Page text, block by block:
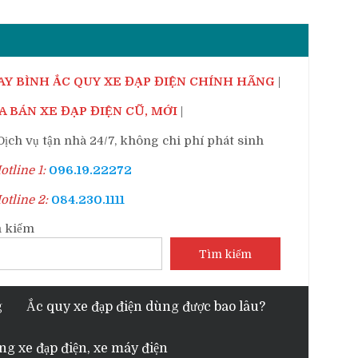
BÌNH ẮC QUY XE ĐẠP ĐIỆN CHÍNH HÃNG |
BÁN XE ĐẠP ĐIỆN CŨ, MỚI |
vụ tận nhà 24/7, không chi phí phát sinh
1: 096.19.22272
2: 084.230.1111
kiếm
Tìm kiếm
Ắc quy xe đạp điện dùng được bao lâu?
xe đạp điện, xe máy điện